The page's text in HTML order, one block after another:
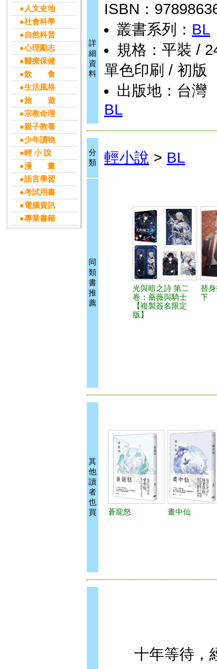
●人文史地
●社會科學
●自然科普
●心理勵志
●醫療保健
●飲 食
●生活風格
●旅 遊
●宗教命理
●親子教養
●少年讀物
●輕 小 說
●漫 畫
●語言學習
●考試用書
●電腦資訊
●專業書籍
詳
細
資
料
ISBN：
叢書系列： BL
規格：平裝 /
單色印刷 / 初版
出版地：台灣
BL
分
類
輕小說 > BL
同
類
書
推
薦
光與暗之詩 第二
卷：薔薇與騎士
【複製簽名限定
版】
替
下
其
他
讀
者
也
買
蒼龍怒 畫中仙
十年等待，